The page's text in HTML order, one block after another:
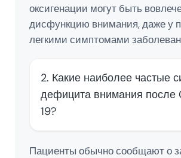
оксигенации могут быть
дисфункцию внимания, даже у
легкими симптомами
2. Какие наиболее частые
дефицита внимания после
19?
Пациенты обычно сообщают о